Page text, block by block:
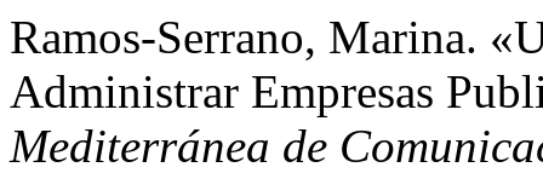
Ramos-Serrano, Marina.
Administrar Empresas
Mediterránea de